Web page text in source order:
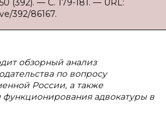
(392). — С. 179-181. — URL:
392/86167.
обзорный анализ
по вопросу
России, а также
адвокатуры в